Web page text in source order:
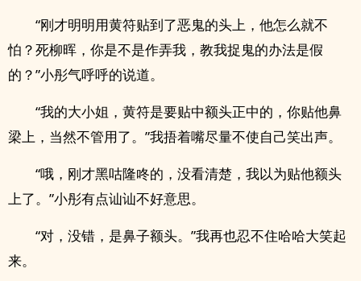
“刚才明明用黄符贴到了恶鬼的头上，他怎么就不
怕？死柳晖，你是不是作弄我，教我捉鬼的办法是假
的？”小彤气呼呼的说道。
“我的大小姐，黄符是要贴中额头正中的，你贴他鼻
梁上，当然不管用了。”我捂着嘴尽量不使自己笑出声。
“哦，刚才黑咕隆咚的，没看清楚，我以为贴他额头
上了。”小彤有点讪讪不好意思。
“对，没错，是鼻子额头。”我再也忍不住哈哈大笑起
来。